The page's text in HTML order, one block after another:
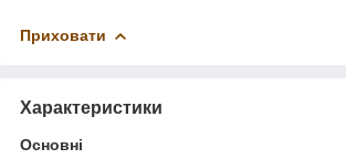
Приховати
Характеристики
Основні